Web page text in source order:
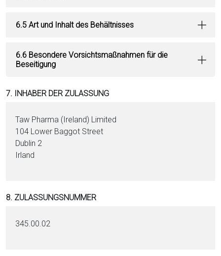
6.5 Art und Inhalt des Behältnisses
6.6 Besondere Vorsichtsmaßnahmen für die
Beseitigung
7. INHABER DER ZULASSUNG
Taw Pharma (Ireland) Limited
104 Lower Baggot Street
Dublin 2
Irland
8. ZULASSUNGSNUMMER
345.00.02